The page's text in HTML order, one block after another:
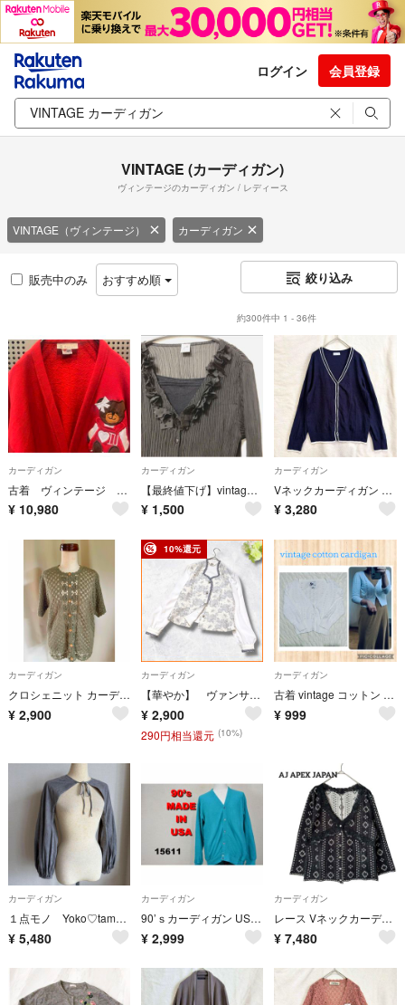
ログイン 会員登録
VINTAGE (カーディガン)
ヴィンテージのカーディガン / レディース
VINTAGE（ヴィンテージ） カーディガン
販売中のみ おすすめ順 絞り込み
約300件中 1 - 36件
カーディガン
古着 ヴィンテージ vintage カーディガン デザインカーディガン くま
¥ 10,980
カーディガン
【最終値下げ】vintage シフォン シアーカーディガン フリル black
¥ 1,500
カーディガン
Vネックカーディガン 長袖 冷房対策 UV対策 羽織り 配色 ライン 紺 L
¥ 3,280
カーディガン
クロシェニット カーディガン カーキ 花柄 レトロ ビンテージ ヴィンテージ
¥ 2,900
10%還元
カーディガン
【華やか】 ヴァンサンク 相模商会 カーディガン 花柄 フラワー レース シアー ホワイト シルバー M
¥ 2,900
290円相当還元 (10%)
カーディガン
古着 vintage コットン ショート丈 透かし編み カーディガン ホワイト
¥ 999
カーディガン
１点モノ Yoko♡tamas アレンジボレロ ボリュームスリーブ ヴィンテージ
¥ 5,480
カーディガン
90’ｓカーディガン USA製 15611 ビンテージ 80 00
¥ 2,999
カーディガン
レース Vネックカーディガン 総柄 冷房対策 UV対策 薄手 羽織 黒 40 L
¥ 7,480